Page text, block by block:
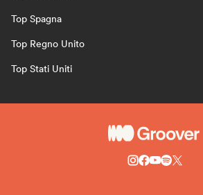
Top Spagna
Top Regno Unito
Top Stati Uniti